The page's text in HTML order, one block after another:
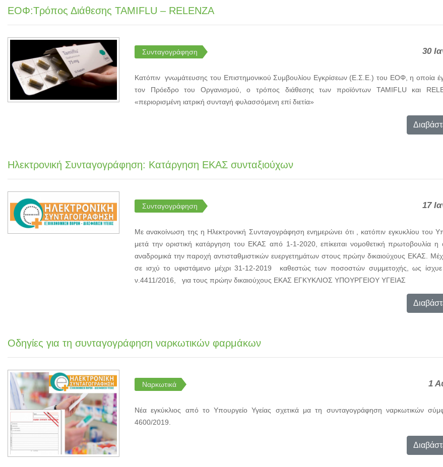
ΕΟΦ:Τρόπος Διάθεσης TAMIFLU – RELENZA
Συνταγογράφηση 30
Κατόπιν γνωμάτευσης του Επιστημονικού Συμβουλίου Εγκρίσεων (Ε.Σ.Ε.) του ΕΟΦ, η οποία
τον Πρόεδρο του Οργανισμού, ο τρόπος διάθεσης των προϊόντων TAMIFLU και
«περιορισμένη ιατρική συνταγή φυλασσόμενη επί διετία»
Ηλεκτρονική Συνταγογράφηση: Κατάργηση ΕΚΑΣ συνταξιούχων
Συνταγογράφηση 17
Με ανακοίνωση της η Ηλεκτρονική Συνταγογράφηση ενημερώνει ότι , κατόπιν εγκυκλίου του
μετά την οριστική κατάργηση του ΕΚΑΣ από 1-1-2020, επίκειται νομοθετική πρωτοβουλία η
αναδρομικά την παροχή αντισταθμιστικών ευεργετημάτων στους πρώην δικαιούχους ΕΚΑΣ.
σε ισχύ το υφιστάμενο μέχρι 31-12-2019 καθεστώς των ποσοστών συμμετοχής, ως ίσχυε
ν.4411/2016, για τους πρώην δικαιούχους ΕΚΑΣ ΕΓΚΥΚΛΙΟΣ ΥΠΟΥΡΓΕΙΟΥ ΥΓΕΙΑΣ
Οδηγίες για τη συνταγογράφηση ναρκωτικών φαρμάκων
Ναρκωτικά 1
Νέα εγκύκλιος από το Υπουργείο Υγείας σχετικά μα τη συνταγογράφηση ναρκωτικών
4600/2019.